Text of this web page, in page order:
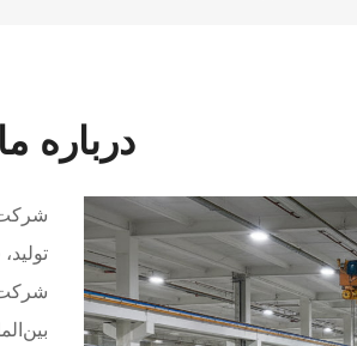
درباره ما
شرکت
شرکت